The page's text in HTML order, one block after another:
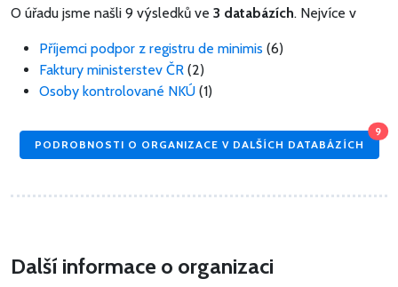
O úřadu jsme našli 9 výsledků ve 3 databázích. Nejvíce v
Příjemci podpor z registru de minimis (6)
Faktury ministerstev ČR (2)
Osoby kontrolované NKÚ (1)
PODROBNOSTI O ORGANIZACE V DALŠÍCH DATABÁZÍCH
9
Další informace o organizaci